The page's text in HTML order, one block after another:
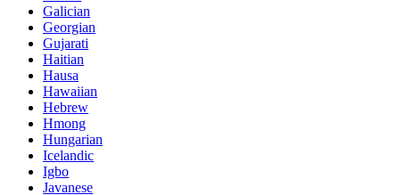
Galician
Georgian
Gujarati
Haitian
Hausa
Hawaiian
Hebrew
Hmong
Hungarian
Icelandic
Igbo
Javanese